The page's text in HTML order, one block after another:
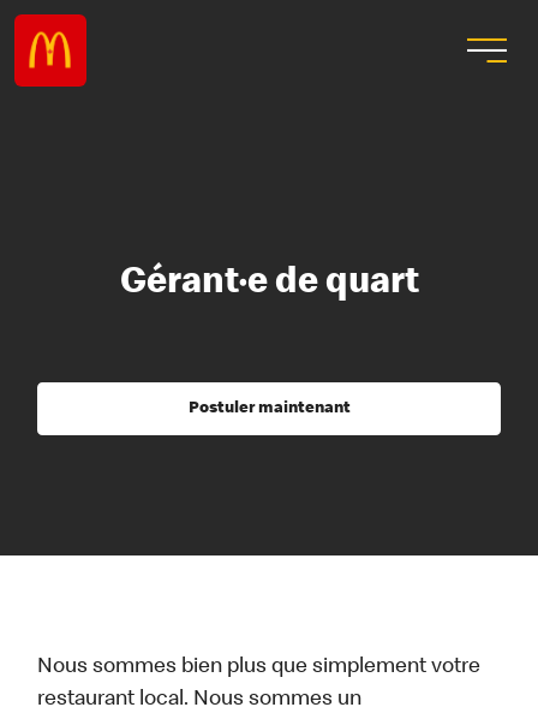
Gérant·e de quart
Postuler maintenant
Nous sommes bien plus que simplement votre
restaurant local. Nous sommes un